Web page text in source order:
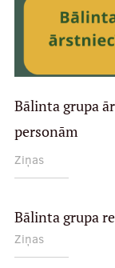
Bālinta grupa
personām
Ziņas
Bālinta grupa
Ziņas